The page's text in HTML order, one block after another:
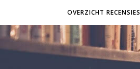
OVERZICHT RECENSIES